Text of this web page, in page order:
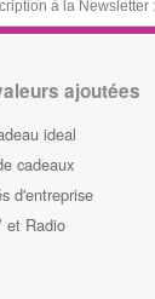
ajoutées
ideal
cadeaux
d'entreprise
et Radio